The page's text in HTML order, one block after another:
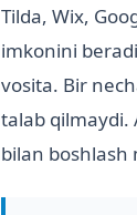
Tilda, Wix,
imkonini
vosita. Bir
talab
bilan boshlash